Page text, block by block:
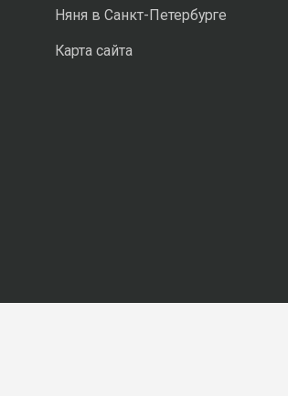
Няня в Санкт-Петербурге
Карта сайта